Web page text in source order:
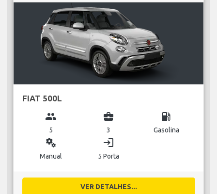
FIAT 500L
group
5
business_center
3
local_gas_station
Gasolina
miscellaneous_services
Manual
login
5 Porta
VER DETALHES...